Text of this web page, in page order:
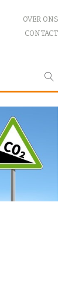
OVER ONS
CONTACT